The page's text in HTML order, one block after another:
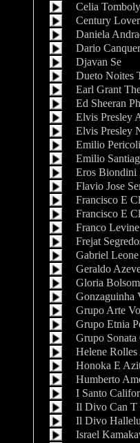
Celia
Century
Daniela
Dario
Djavan Se
Dueto Noites
Earl Grant
Ed Sheeran
Elvis Presley
Elvis Presley
Emilio
Emilio
Eros Biondini
Flavio Jose
Francisco E
Francisco E
Franco
Frejat
Gabriel
Geraldo
Gloria
Gonzaguinha
Grupo Arte
Grupo Etnia
Grupo
Helene
Honoka E
Humberto
I Santo
Il Divo Can T
Il Divo
Israel